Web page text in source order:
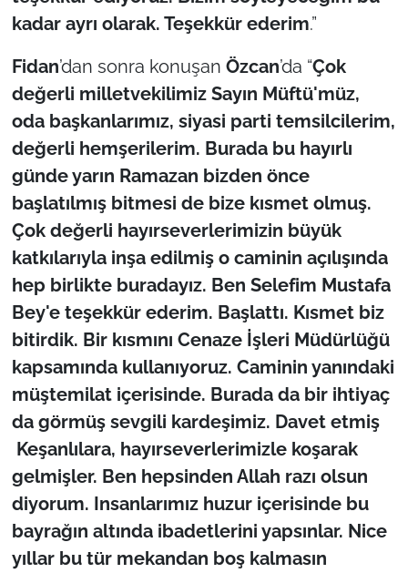
kadar ayrı olarak. Teşekkür ederim.”
Fidan’dan sonra konuşan Özcan’da “Çok
değerli milletvekilimiz Sayın Müftü'müz,
oda başkanlarımız, siyasi parti temsilcilerim,
değerli hemşerilerim. Burada bu hayırlı
günde yarın Ramazan bizden önce
başlatılmış bitmesi de bize kısmet olmuş.
Çok değerli hayırseverlerimizin büyük
katkılarıyla inşa edilmiş o caminin açılışında
hep birlikte buradayız. Ben Selefim Mustafa
Bey'e teşekkür ederim. Başlattı. Kısmet biz
bitirdik. Bir kısmını Cenaze İşleri Müdürlüğü
kapsamında kullanıyoruz. Caminin yanındaki
müştemilat içerisinde. Burada da bir ihtiyaç
da görmüş sevgili kardeşimiz. Davet etmiş
Keşanlılara, hayırseverlerimizle koşarak
gelmişler. Ben hepsinden Allah razı olsun
diyorum. Insanlarımız huzur içerisinde bu
bayrağın altında ibadetlerini yapsınlar. Nice
yıllar bu tür mekandan boş kalmasın